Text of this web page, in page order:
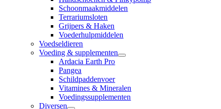
Schoonmaakmiddelen
Terrariumsloten
Grijpers & Haken
Voederhulpmiddelen
Voedseldieren
Voeding & supplementen
Ardacia Earth Pro
Pangea
Schildpaddenvoer
Vitamines & Mineralen
Voedingssupplementen
Diversen